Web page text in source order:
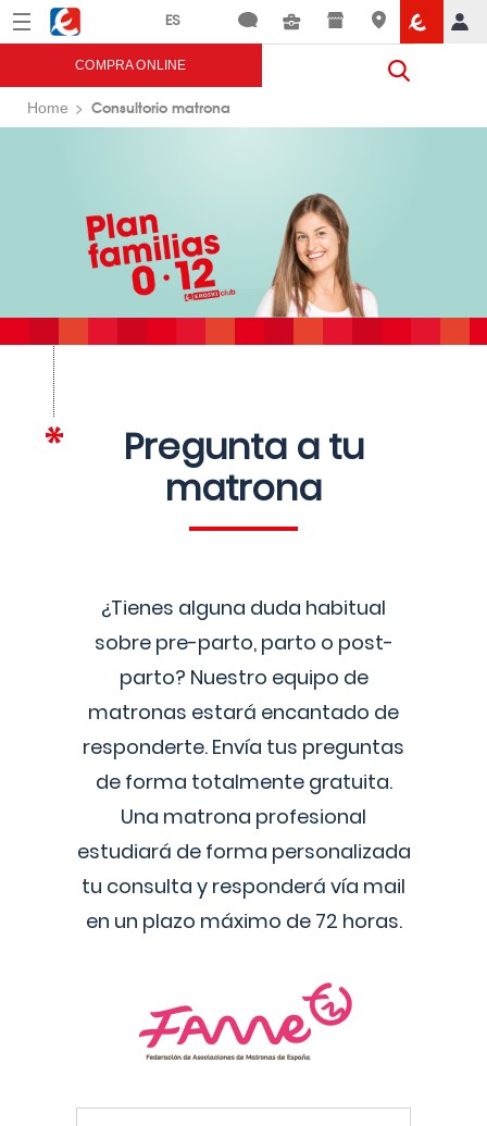
Menú Eroski
COMPRA ONLINE
Home Consultorio matrona
Pregunta a tu
matrona
¿Tienes alguna duda habitual
sobre pre-parto, parto o post-
parto? Nuestro equipo de
matronas estará encantado de
responderte. Envía tus preguntas
de forma totalmente gratuita.
Una matrona profesional
estudiará de forma personalizada
tu consulta y responderá vía mail
en un plazo máximo de 72 horas.